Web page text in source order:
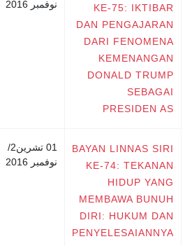
KE-75: IKTIBAR
DAN PENGAJARAN
DARI FENOMENA
KEMENANGAN
DONALD TRUMP
SEBAGAI
PRESIDEN AS
نوفمبر 2016
BAYAN LINNAS SIRI
KE-74: TEKANAN
HIDUP YANG
MEMBAWA BUNUH
DIRI: HUKUM DAN
PENYELESAIANNYA
01 تشرين2/
نوفمبر 2016